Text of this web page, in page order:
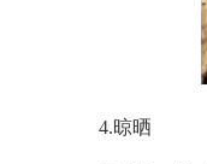
4.晾晒